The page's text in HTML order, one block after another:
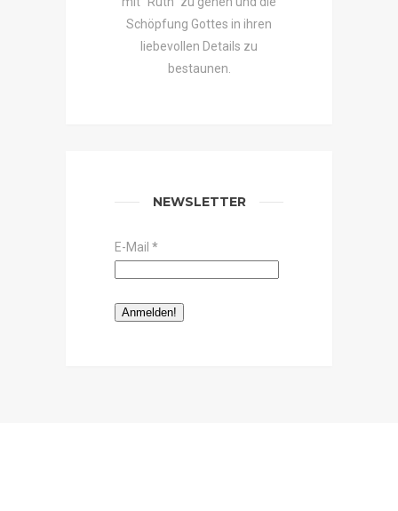
Schöpfung Gottes in ihren
liebevollen Details zu
bestaunen.
NEWSLETTER
E-Mail *